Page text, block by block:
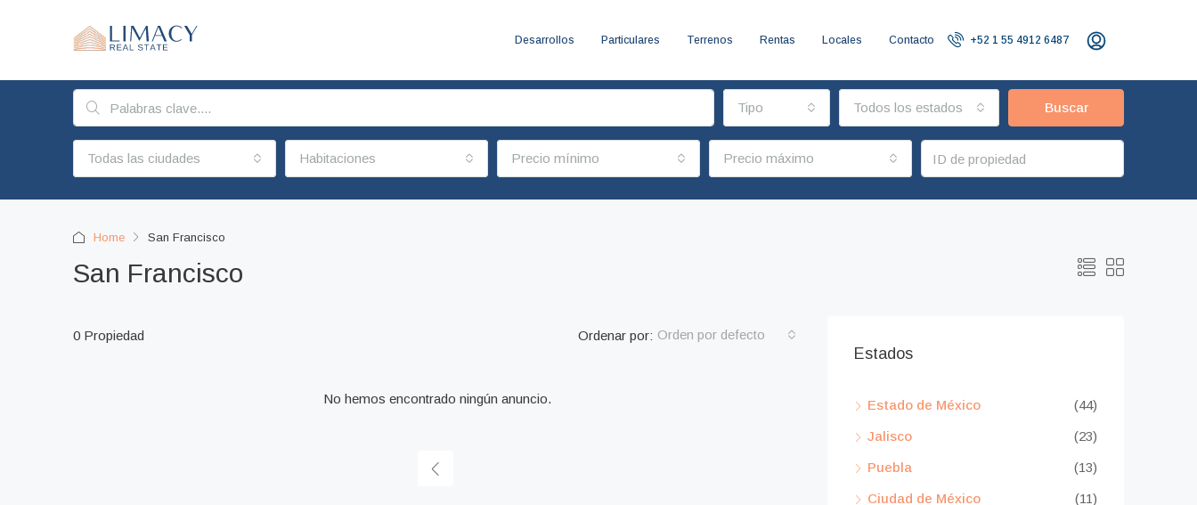
Desarrollos Particulares Terrenos Rentas Locales Contacto +52 1 55 4912 6487
Tipo Todos los estados Buscar
Todas las ciudades Habitaciones Precio mínimo Precio máximo
Home San Francisco
San Francisco
0 Propiedad Ordenar por: Orden por defecto
No hemos encontrado ningún anuncio.
Estados
Estado de México (44)
Jalisco (23)
Puebla (13)
Ciudad de México (11)